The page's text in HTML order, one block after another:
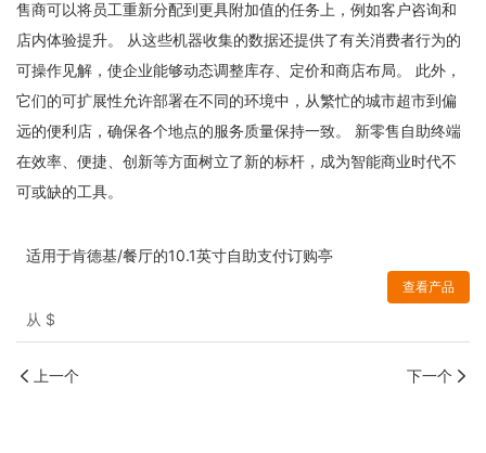
售商可以将员工重新分配到更具附加值的任务上，例如客户咨询和
店内体验提升。 从这些机器收集的数据还提供了有关消费者行为的
可操作见解，使企业能够动态调整库存、定价和商店布局。 此外，
它们的可扩展性允许部署在不同的环境中，从繁忙的城市超市到偏
远的便利店，确保各个地点的服务质量保持一致。 新零售自助终端
在效率、便捷、创新等方面树立了新的标杆，成为智能商业时代不
可或缺的工具。
适用于肯德基/餐厅的10.1英寸自助支付订购亭
从 $
查看产品
上一个 下一个